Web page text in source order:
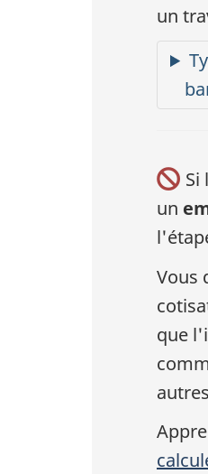
un
Si
un
Vous
que